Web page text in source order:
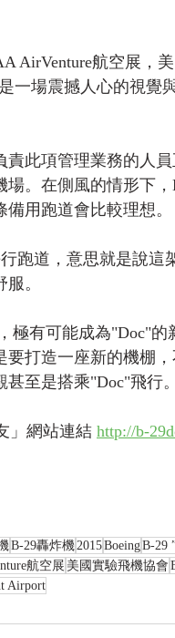
AirVenture航空展，
一場震撼人心的視覺
此項管理業務的人
。在側風的情形下
用跑道會比較理想。
跑道，意思就是說這
。
極有可能成為"Doc"的
要打造一座新的機棚
甚至是搭乘"Doc"飛行
」網站連結 http://b-
B-29轟炸機 2015BoeingB-29
航空展 美國實驗飛機協會
Airport